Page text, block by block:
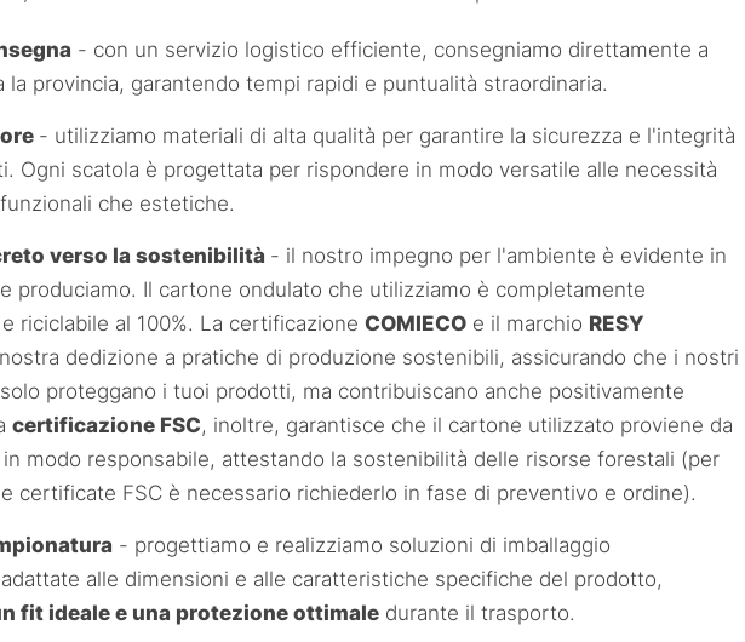
- con un servizio logistico efficiente, consegniamo direttamente a
la provincia, garantendo tempi rapidi e puntualità straordinaria.
- utilizziamo materiali di alta qualità per garantire la sicurezza e l'integrità
Ogni scatola è progettata per rispondere in modo versatile alle necessità
che estetiche.
verso la sostenibilità - il nostro impegno per l'ambiente è evidente in
produciamo. Il cartone ondulato che utilizziamo è completamente
riciclabile al 100%. La certificazione COMIECO e il marchio RESY
dedizione a pratiche di produzione sostenibili, assicurando che i nostri
proteggano i tuoi prodotti, ma contribuiscano anche positivamente
certificazione FSC, inoltre, garantisce che il cartone utilizzato proviene da
modo responsabile, attestando la sostenibilità delle risorse forestali (per
certificate FSC è necessario richiederlo in fase di preventivo e ordine).
- progettiamo e realizziamo soluzioni di imballaggio
alle dimensioni e alle caratteristiche specifiche del prodotto,
fit ideale e una protezione ottimale durante il trasporto.